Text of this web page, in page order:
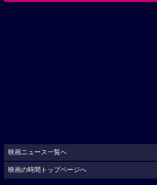
映画ニュース一覧へ
映画の時間トップページへ